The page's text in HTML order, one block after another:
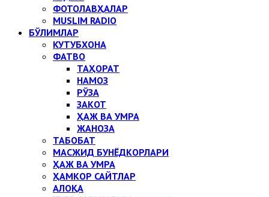
ФОТОЛАВҲАЛАР
MUSLIM RADIO
БЎЛИМЛАР
КУТУБХОНА
ФАТВО
ТАҲОРАТ
НАМОЗ
РЎЗА
ЗАКОТ
ҲАЖ ВА УМРА
ЖАНОЗА
ТАБОБАТ
МАСЖИД БУНЁДКОРЛАРИ
ҲАЖ ВА УМРА
ҲАМКОР САЙТЛАР
АЛОҚА